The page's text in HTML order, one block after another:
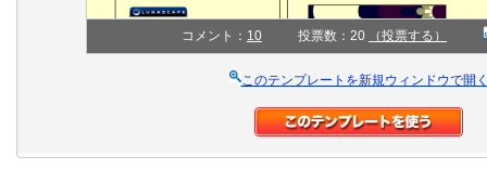
コメント： 10 投票数：20 （投票する）
このテンプレートを新規ウィンドウで開